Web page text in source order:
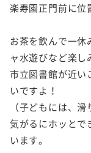
楽寿園正門前に位
お茶を飲んで一
ャ水遊びなど楽し
市立図書館が近い
いですよ！
（子どもには、滑
気がるにホッとで
います。